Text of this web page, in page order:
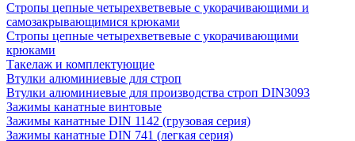
Стропы цепные четырехветвевые с укорачивающими и
самозакрывающимися крюками
Стропы цепные четырехветвевые с укорачивающими
крюками
Такелаж и комплектующие
Втулки алюминиевые для строп
Втулки алюминиевые для производства строп DIN3093
Зажимы канатные винтовые
Зажимы канатные DIN 1142 (грузовая серия)
Зажимы канатные DIN 741 (легкая серия)